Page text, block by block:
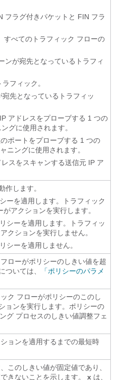
フラグ付きパケットと FIN フラ
すべてのトラフィック フローの
ンが宛先となっているトラフィ
フィック。
先となっているトラフィッ
アドレスをプローブする 1 つの
グに使用されます。
ポートをプローブする 1 つの
ニングに使用されます。
スをスキャンする送信元 IP ア
作します。
ーを適用します。トラフィック
アクションを実行します。
シーを適用します。トラフィッ
クションを実行しません。
シーを適用しません。
ローがポリシーのしきい値を超
ついては、
「ポリシーのパラメ
ク フローがポリシーのこのし
ョンを実行します。ポリシーの
グ プロセスのしきい値調整フェ
ョンを適用するまでの最短時
このしきい値が固定値であり、
きないことを示します。
x は、